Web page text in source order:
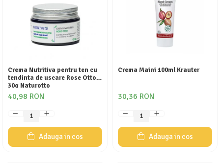
Crema Nutritiva pentru ten cu
tendinta de uscare Rose Otto
30g Naturotto
40,98 RON
Adauga in cos
Crema Maini 100ml Krauter
30,36 RON
Adauga in cos